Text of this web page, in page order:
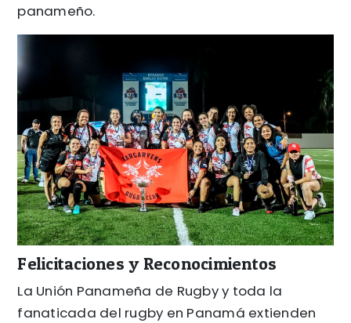
panameño.
Felicitaciones y Reconocimientos
La Unión Panameña de Rugby y toda la
fanaticada del rugby en Panamá extienden